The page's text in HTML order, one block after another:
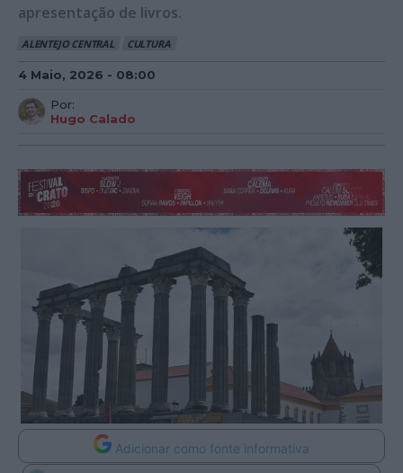
apresentação de livros.
ALENTEJO CENTRAL CULTURA
4 Maio, 2026 - 08:00
Por:
Hugo Calado
Adicionar como fonte informativa